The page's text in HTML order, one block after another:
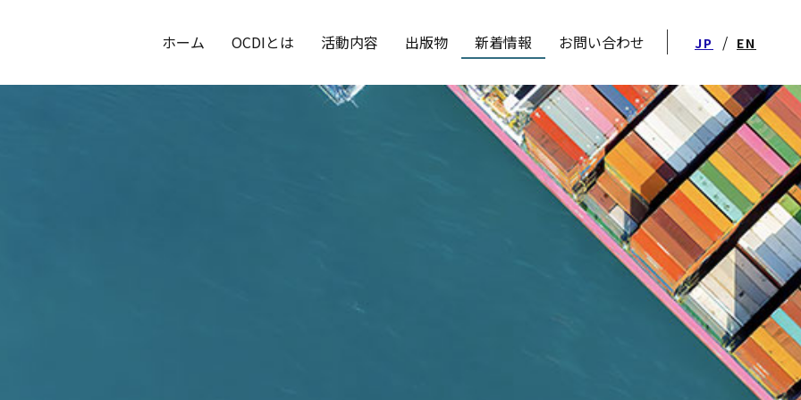
ホーム OCDIとは 活動内容 出版物 新着情報 お問い合わせ JP / EN